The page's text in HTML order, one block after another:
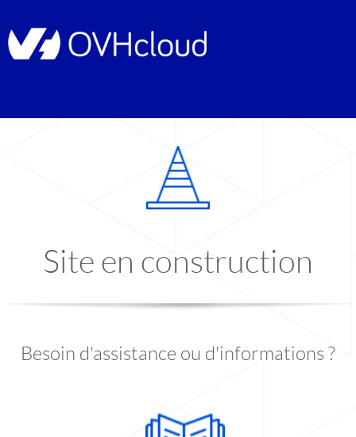
Site en construction
Besoin d'assistance ou d'informations ?